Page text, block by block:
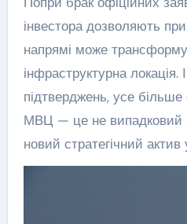
інвестора дозволяють
напрямі може
інфраструктурна локація.
підтверджень, усе
МВЦ — це не випадковий
новий стратегічний